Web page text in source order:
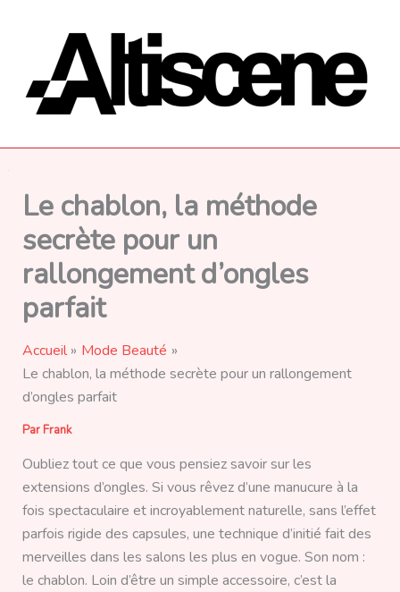
Le chablon, la méthode
secrète pour un
rallongement d’ongles
parfait
Accueil
Mode Beauté
Le chablon, la méthode secrète pour un rallongement
d’ongles parfait
Par Frank
Oubliez tout ce que vous pensiez savoir sur les
extensions d’ongles. Si vous rêvez d’une manucure à la
fois spectaculaire et incroyablement naturelle, sans l’effet
parfois rigide des capsules, une technique d’initié fait des
merveilles dans les salons les plus en vogue. Son nom :
le chablon. Loin d’être un simple accessoire, c’est la